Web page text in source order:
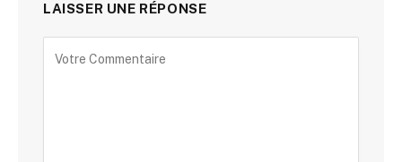
LAISSER UNE RÉPONSE